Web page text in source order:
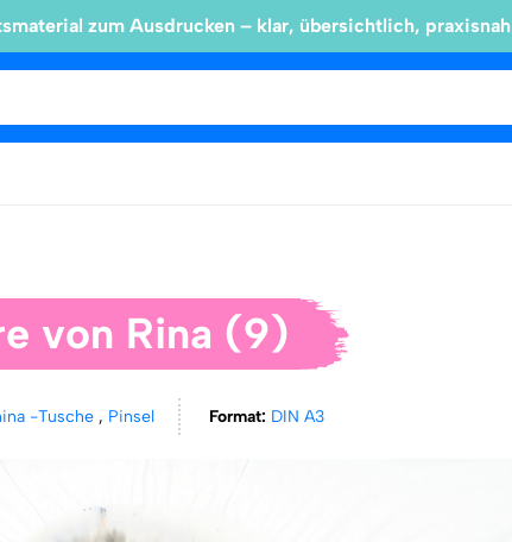
zum Ausdrucken – klar, übersichtlich, praxisnah
von Rina (9)
-Tusche , Pinsel Format: DIN A3